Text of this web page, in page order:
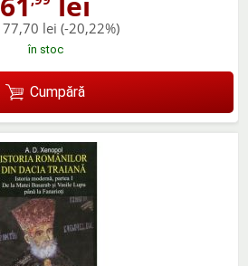
77,70 lei (-20,22%)
în stoc
Cumpără